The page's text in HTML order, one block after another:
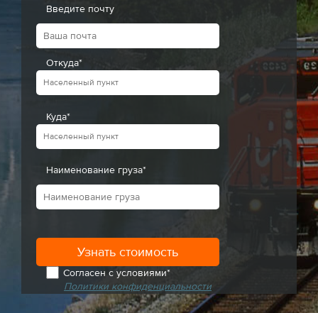
Введите почту
Откуда*
Куда*
Наименование груза*
Согласен с условиями*
Политики конфиденциальности